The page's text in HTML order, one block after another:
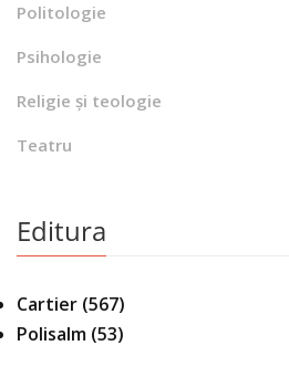
Politologie
Psihologie
Religie și teologie
Teatru
Editura
Cartier (567)
Polisalm (53)